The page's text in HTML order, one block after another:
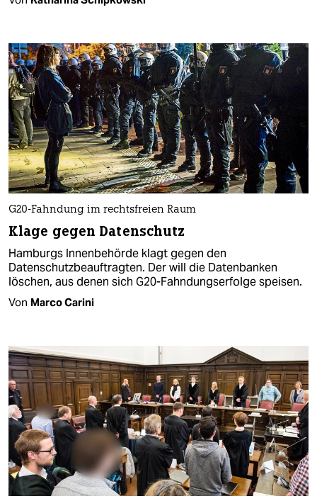
G20-Fahndung im rechtsfreien Raum
Klage gegen Datenschutz
Hamburgs Innenbehörde klagt gegen den
Datenschutzbeauftragten. Der will die Datenbanken
löschen, aus denen sich G20-Fahndungserfolge speisen.
Von Marco Carini